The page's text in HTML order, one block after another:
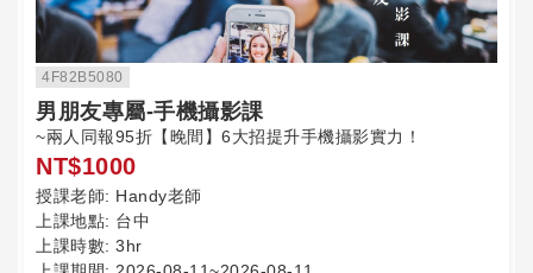
4F82B5080
男朋友專屬-手機攝影課
~兩人同報95折【晚間】6大招提升手機攝影實力！
NT$1000
授課老師: Handy老師
上課地點: 台中
上課時數: 3hr